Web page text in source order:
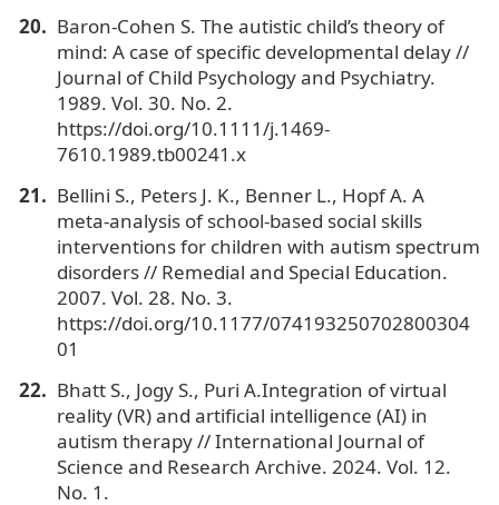
Baron-Cohen S. The autistic child’s theory of
mind: A case of specific developmental delay //
Journal of Child Psychology and Psychiatry.
1989. Vol. 30. No. 2.
https://doi.org/10.1111/j.1469-
7610.1989.tb00241.x
Bellini S., Peters J. K., Benner L., Hopf A. A
meta-analysis of school-based social skills
interventions for children with autism spectrum
disorders // Remedial and Special Education.
2007. Vol. 28. No. 3.
https://doi.org/10.1177/074193250702800304
01
Bhatt S., Jogy S., Puri A.Integration of virtual
reality (VR) and artificial intelligence (AI) in
autism therapy // International Journal of
Science and Research Archive. 2024. Vol. 12.
No. 1.